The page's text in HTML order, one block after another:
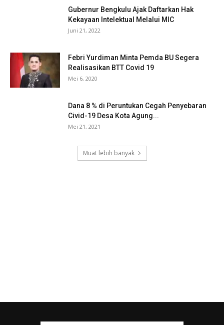
Gubernur Bengkulu Ajak Daftarkan Hak
Kekayaan Intelektual Melalui MIC
Juni 21, 2022
Febri Yurdiman Minta Pemda BU Segera
Realisasikan BTT Covid 19
Mei 6, 2020
Dana 8 % di Peruntukan Cegah Penyebaran
Civid-19 Desa Kota Agung...
Mei 21, 2021
Muat lebih banyak